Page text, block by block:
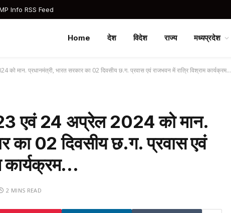
Info RSS Feed
Home देश विदेश राज्य मध्यप्रदेश
को मान. प्रधानमंत्री, भारत सरकार का 02 दिवसीय छ.ग. प्रवास एवं राजभवन में रात्रि विश्राम कार्यक्रम…
23 एवं 24 अप्रेल 2024 को मान.
का 02 दिवसीय छ.ग. प्रवास एवं
कार्यक्रम…
2 MINS READ